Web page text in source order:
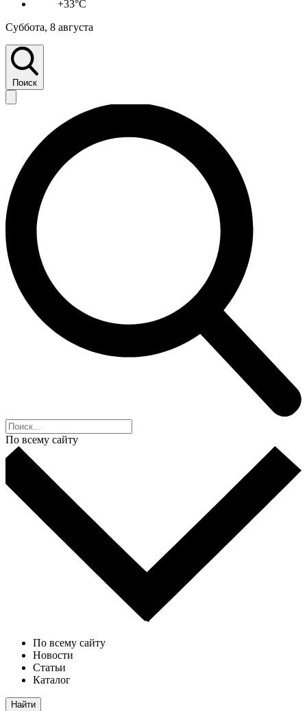
+33°C
Суббота, 8 августа
Поиск
По всему сайту
По всему сайту
Новости
Статьи
Каталог
Найти